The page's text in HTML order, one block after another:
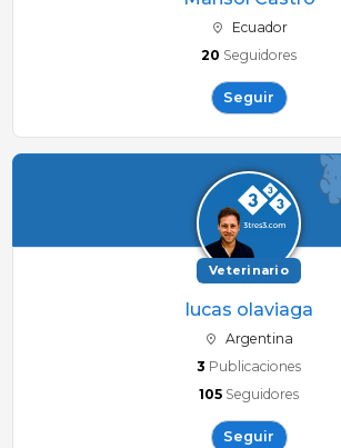
Ecuador
20 Seguidores
Seguir
Veterinario
lucas olaviaga
Argentina
3 Publicaciones
105 Seguidores
Seguir